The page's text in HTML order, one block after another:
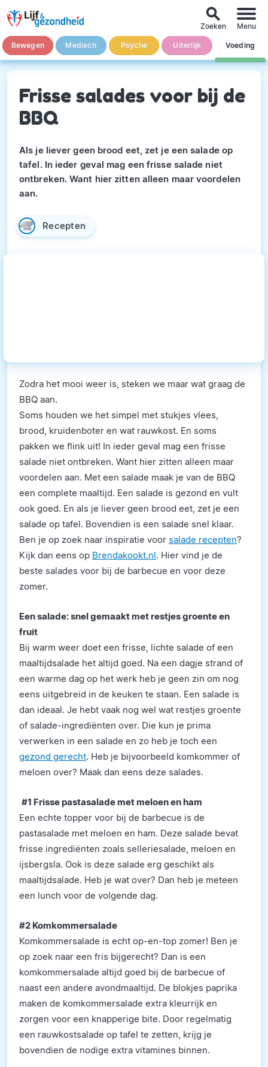
Bewegen Medisch Psyche Uiterlijk Voeding
search
Zoeken Menu
Frisse salades voor bij de
BBQ
Als je liever geen brood eet, zet je een salade op
tafel. In ieder geval mag een frisse salade niet
ontbreken. Want hier zitten alleen maar voordelen
aan.
Recepten
Zodra het mooi weer is, steken we maar wat graag de
BBQ aan.
Soms houden we het simpel met stukjes vlees,
brood, kruidenboter en wat rauwkost. En soms
pakken we flink uit! In ieder geval mag een frisse
salade niet ontbreken. Want hier zitten alleen maar
voordelen aan. Met een salade maak je van de BBQ
een complete maaltijd. Een salade is gezond en vult
ook goed. En als je liever geen brood eet, zet je een
salade op tafel. Bovendien is een salade snel klaar.
Ben je op zoek naar inspiratie voor salade recepten?
Kijk dan eens op Brendakookt.nl. Hier vind je de
beste salades voor bij de barbecue en voor deze
zomer.
Een salade: snel gemaakt met restjes groente en
fruit
Bij warm weer doet een frisse, lichte salade of een
maaltijdsalade het altijd goed. Na een dagje strand of
een warme dag op het werk heb je geen zin om nog
eens uitgebreid in de keuken te staan. Een salade is
dan ideaal. Je hebt vaak nog wel wat restjes groente
of salade-ingrediënten over. Die kun je prima
verwerken in een salade en zo heb je toch een
gezond gerecht. Heb je bijvoorbeeld komkommer of
meloen over? Maak dan eens deze salades.
#1 Frisse pastasalade met meloen en ham
Een echte topper voor bij de barbecue is de
pastasalade met meloen en ham. Deze salade bevat
frisse ingrediënten zoals selleriesalade, meloen en
ijsbergsla. Ook is deze salade erg geschikt als
maaltijdsalade. Heb je wat over? Dan heb je meteen
een lunch voor de volgende dag.
#2 Komkommersalade
Komkommersalade is echt op-en-top zomer! Ben je
op zoek naar een fris bijgerecht? Dan is een
komkommersalade altijd goed bij de barbecue of
naast een andere avondmaaltijd. De blokjes paprika
maken de komkommersalade extra kleurrijk en
zorgen voor een knapperige bite. Door regelmatig
een rauwkostsalade op tafel te zetten, krijg je
bovendien de nodige extra vitamines binnen.